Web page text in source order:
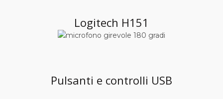
Logitech H151
Pulsanti e controlli USB